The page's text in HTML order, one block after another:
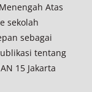
Atas
sekolah
sebagai
tentang
15 Jakarta